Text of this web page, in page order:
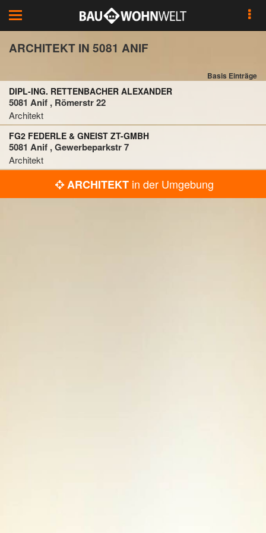
Toggle
navigation
ARCHITEKT IN 5081 ANIF
Basis Einträge
DIPL-ING. RETTENBACHER ALEXANDER
5081 Anif , Römerstr 22
Architekt
FG2 FEDERLE & GNEIST ZT-GMBH
5081 Anif , Gewerbeparkstr 7
Architekt
ARCHITEKTin der Umgebung